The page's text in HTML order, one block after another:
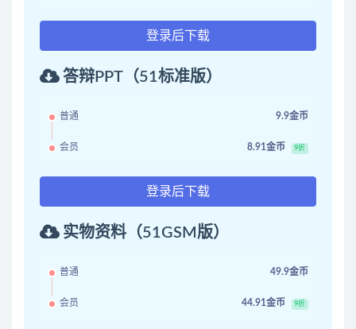
登录后下载
答辩PPT（51标准版）
普通 9.9金币
会员 8.91金币 9折
登录后下载
实物资料（51GSM版）
普通 49.9金币
会员 44.91金币 9折